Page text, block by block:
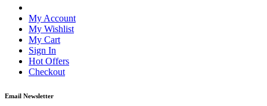
My Account
My Wishlist
My Cart
Sign In
Hot Offers
Checkout
Email Newsletter